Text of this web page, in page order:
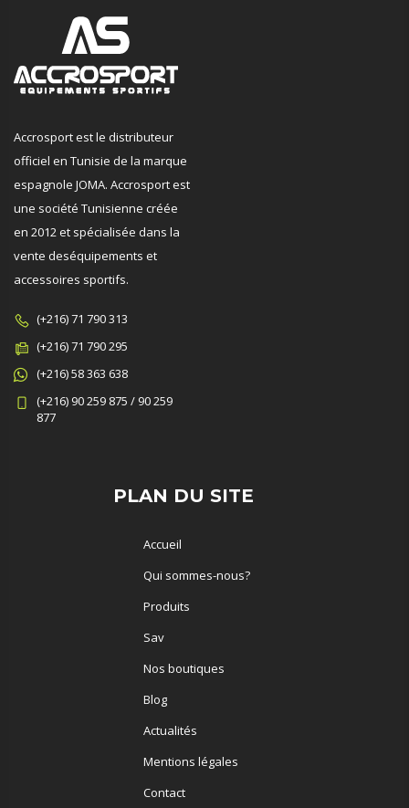
Accrosport est le distributeur
officiel en Tunisie de la marque
espagnole JOMA. Accrosport est
une société Tunisienne créée
en 2012 et spécialisée dans la
vente deséquipements et
accessoires sportifs.
(+216) 71 790 313
(+216) 71 790 295
(+216) 58 363 638
(+216) 90 259 875 / 90 259
877
PLAN DU SITE
Accueil
Qui sommes-nous?
Produits
Sav
Nos boutiques
Blog
Actualités
Mentions légales
Contact